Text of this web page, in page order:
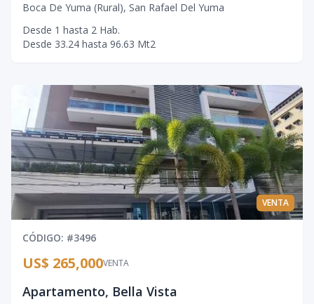
Boca De Yuma (Rural), San Rafael Del Yuma
Desde 1 hasta 2 Hab.
Desde 33.24 hasta 96.63 Mt2
VENTA
CÓDIGO: #3496
VENTA
US$ 265,000
Apartamento, Bella Vista